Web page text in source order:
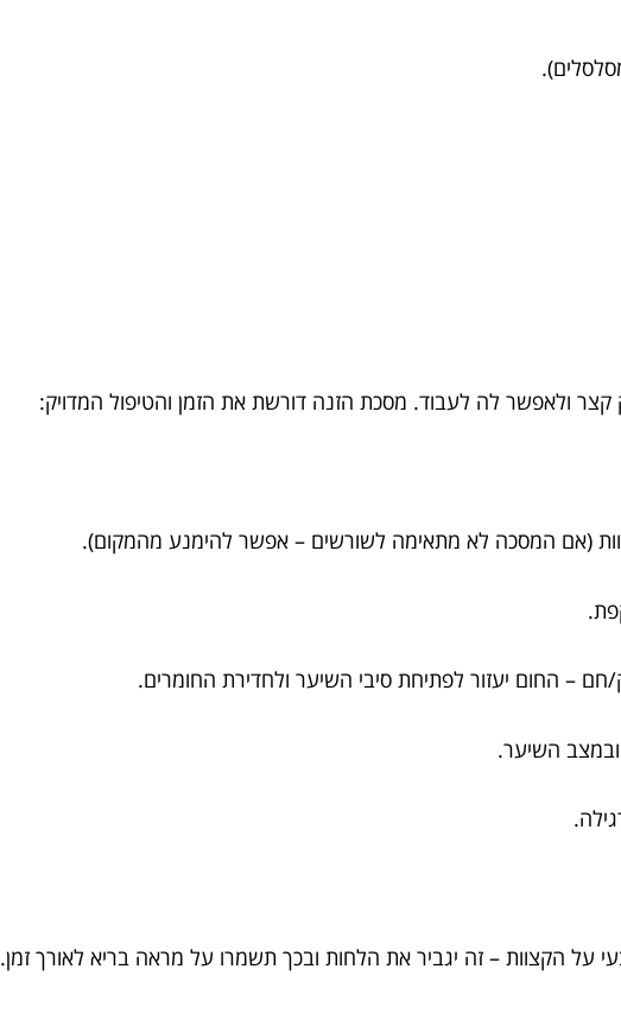
ולאפשר לה לעבוד. מסכת הזנה דורשת את הזמן והטיפול המדויק:
(אם המסכה לא מתאימה לשורשים – אפשר להימנע מהמקום).
החום יעזור לפתיחת סיבי השיער ולחדירת החומרים.
על הקצוות – זה יגביר את הלחות ובכך תשמרו על מראה בריא לאורך זמן.